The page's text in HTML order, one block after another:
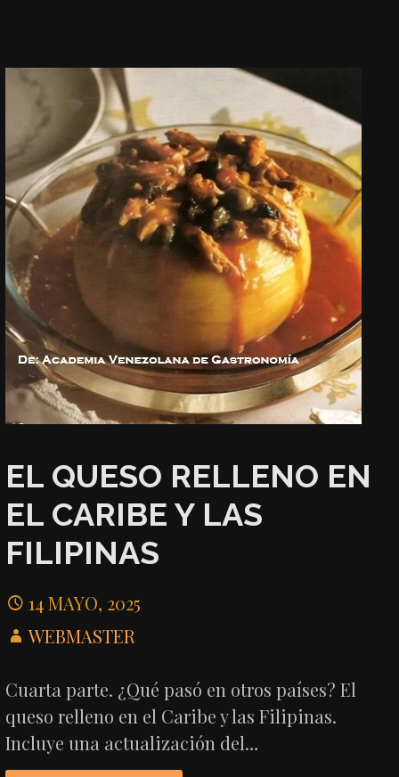
EL QUESO RELLENO EN
EL CARIBE Y LAS
FILIPINAS
14 MAYO, 2025
WEBMASTER
Cuarta parte. ¿Qué pasó en otros países? El
queso relleno en el Caribe y las Filipinas.
Incluye una actualización del…